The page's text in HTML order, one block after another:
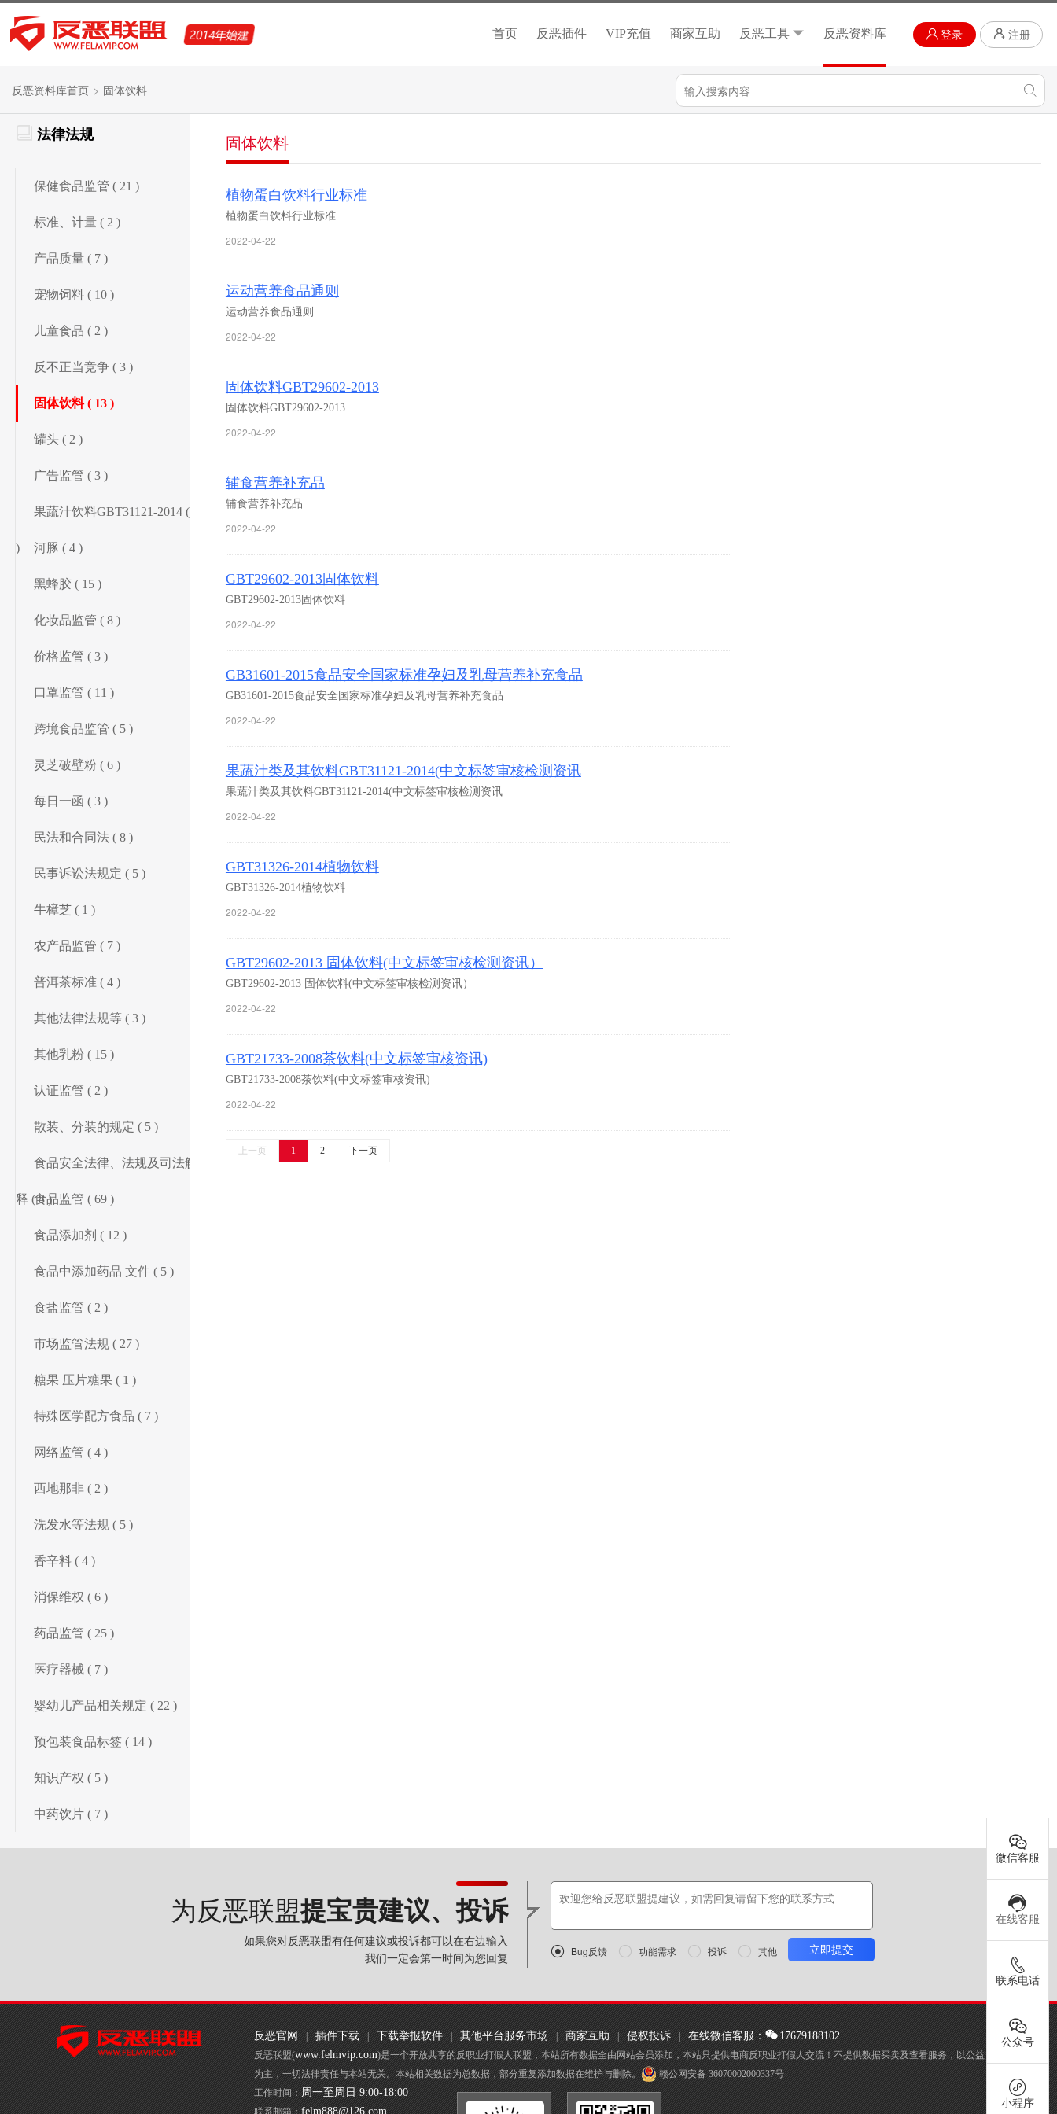
首页 反恶插件 VIP充值 商家互助 反恶工具 反恶资料库 登录 注册
微信客服
在线客服
联系电话
公众号
小程序
反恶资料库首页 > 固体饮料
法律法规
保健食品监管 ( 21 )
标准、计量 ( 2 )
产品质量 ( 7 )
宠物饲料 ( 10 )
儿童食品 ( 2 )
反不正当竞争 ( 3 )
固体饮料 ( 13 )
罐头 ( 2 )
广告监管 ( 3 )
果蔬汁饮料GBT31121-2014 ( 4
) 河豚 ( 4 )
黑蜂胶 ( 15 )
化妆品监管 ( 8 )
价格监管 ( 3 )
口罩监管 ( 11 )
跨境食品监管 ( 5 )
灵芝破壁粉 ( 6 )
每日一函 ( 3 )
民法和合同法 ( 8 )
民事诉讼法规定 ( 5 )
牛樟芝 ( 1 )
农产品监管 ( 7 )
普洱茶标准 ( 4 )
其他法律法规等 ( 3 )
其他乳粉 ( 15 )
认证监管 ( 2 )
散装、分装的规定 ( 5 )
食品安全法律、法规及司法解
释 ( 8 )食品监管 ( 69 )
食品添加剂 ( 12 )
食品中添加药品 文件 ( 5 )
食盐监管 ( 2 )
市场监管法规 ( 27 )
糖果 压片糖果 ( 1 )
特殊医学配方食品 ( 7 )
网络监管 ( 4 )
西地那非 ( 2 )
洗发水等法规 ( 5 )
香辛料 ( 4 )
消保维权 ( 6 )
药品监管 ( 25 )
医疗器械 ( 7 )
婴幼儿产品相关规定 ( 22 )
预包装食品标签 ( 14 )
知识产权 ( 5 )
中药饮片 ( 7 )
固体饮料
植物蛋白饮料行业标准
植物蛋白饮料行业标准
2022-04-22
运动营养食品通则
运动营养食品通则
2022-04-22
固体饮料GBT29602-2013
固体饮料GBT29602-2013
2022-04-22
辅食营养补充品
辅食营养补充品
2022-04-22
GBT29602-2013固体饮料
GBT29602-2013固体饮料
2022-04-22
GB31601-2015食品安全国家标准孕妇及乳母营养补充食品
GB31601-2015食品安全国家标准孕妇及乳母营养补充食品
2022-04-22
果蔬汁类及其饮料GBT31121-2014(中文标签审核检测资讯
果蔬汁类及其饮料GBT31121-2014(中文标签审核检测资讯
2022-04-22
GBT31326-2014植物饮料
GBT31326-2014植物饮料
2022-04-22
GBT29602-2013 固体饮料(中文标签审核检测资讯）
GBT29602-2013 固体饮料(中文标签审核检测资讯）
2022-04-22
GBT21733-2008茶饮料(中文标签审核资讯)
GBT21733-2008茶饮料(中文标签审核资讯)
2022-04-22
上一页 1 2 下一页
为反恶联盟提宝贵建议、投诉
如果您对反恶联盟有任何建议或投诉都可以在右边输入
我们一定会第一时间为您回复
 Bug反馈  功能需求  投诉  其他
反恶官网 | 插件下载 | 下载举报软件 | 其他平台服务市场 | 商家互助 | 侵权投诉 | 在线微信客服： 17679188102
反恶联盟(www.felmvip.com)是一个开放共享的反职业打假人联盟，本站所有数据全由网站会员添加，本站只提供电商反职业打假人交流！不提供数据买卖及查看服务，以公益
为主，一切法律责任与本站无关。本站相关数据为总数据，部分重复添加数据在维护与删除。
赣公网安备 36070002000337号
工作时间： 周一至周日 9:00-18:00
联系邮箱： felm888@126.com